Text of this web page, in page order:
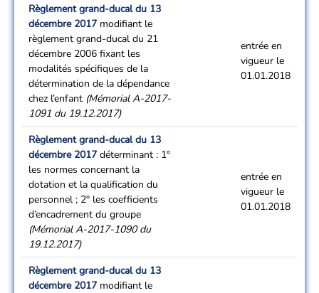
Règlement grand-ducal du 13
décembre 2017 modifiant le
règlement grand-ducal du 21
décembre 2006 fixant les
modalités spécifiques de la
détermination de la dépendance
chez l’enfant (Mémorial A-2017-
1091 du 19.12.2017)
entrée en
vigueur le
01.01.2018
Règlement grand-ducal du 13
décembre 2017 déterminant : 1°
les normes concernant la
dotation et la qualification du
personnel ; 2° les coefficients
d’encadrement du groupe
(Mémorial A-2017-1090 du
19.12.2017)
entrée en
vigueur le
01.01.2018
Règlement grand-ducal du 13
décembre 2017 modifiant le